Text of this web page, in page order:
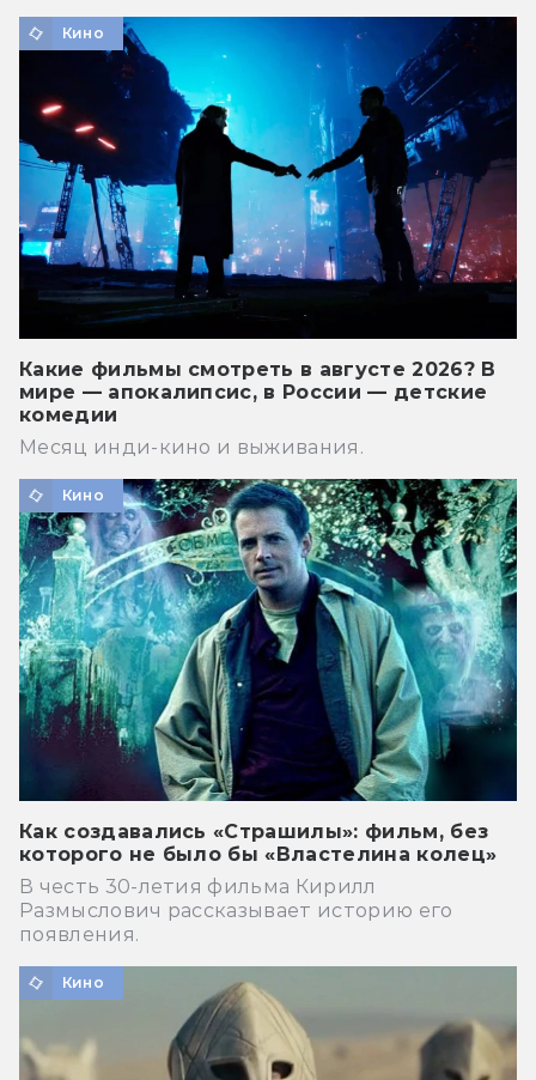
Кино
Какие фильмы смотреть в августе 2026? В
мире — апокалипсис, в России — детские
комедии
Месяц инди-кино и выживания.
Кино
Как создавались «Страшилы»: фильм, без
которого не было бы «Властелина колец»
В честь 30-летия фильма Кирилл
Размыслович рассказывает историю его
появления.
Кино